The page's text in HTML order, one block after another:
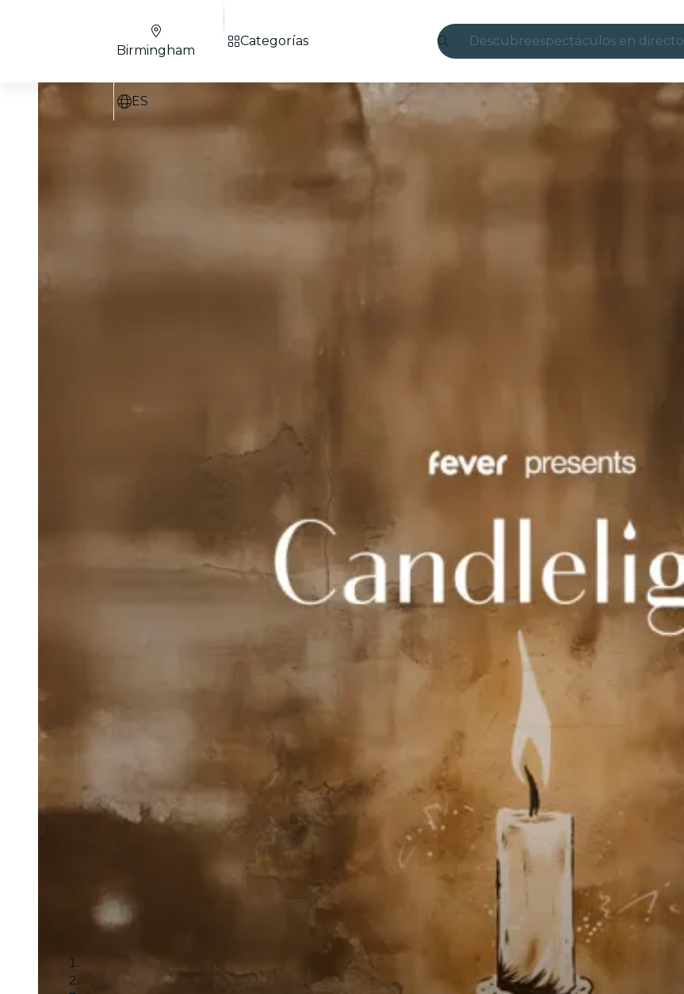
Descubreespectáculos en directo
Birmingham
ES
Categorías